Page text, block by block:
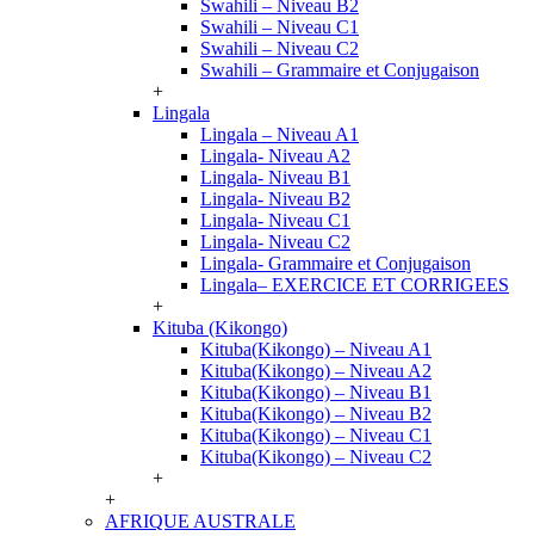
Swahili – Niveau B2
Swahili – Niveau C1
Swahili – Niveau C2
Swahili – Grammaire et Conjugaison
+
Lingala
Lingala – Niveau A1
Lingala- Niveau A2
Lingala- Niveau B1
Lingala- Niveau B2
Lingala- Niveau C1
Lingala- Niveau C2
Lingala- Grammaire et Conjugaison
Lingala– EXERCICE ET CORRIGEES
+
Kituba (Kikongo)
Kituba(Kikongo) – Niveau A1
Kituba(Kikongo) – Niveau A2
Kituba(Kikongo) – Niveau B1
Kituba(Kikongo) – Niveau B2
Kituba(Kikongo) – Niveau C1
Kituba(Kikongo) – Niveau C2
+
+
AFRIQUE AUSTRALE